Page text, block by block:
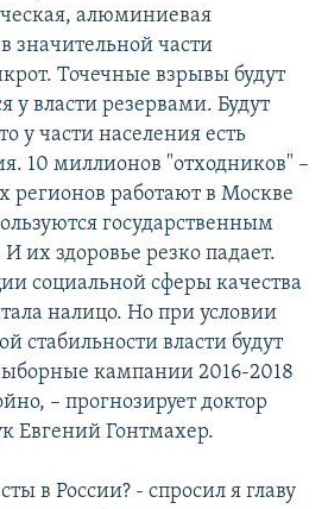
алюминиевая
значительной части
Точечные взрывы будут
власти резервами. Будут
у части населения есть
10 миллионов "отходников" –
работают в Москве
государственным
их здоровье резко падает.
социальной сферы качества
налицо. Но при условии
стабильности власти будут
кампании 2016-2018
– прогнозирует доктор
Евгений Гонтмахер.
в России? - спросил я главу